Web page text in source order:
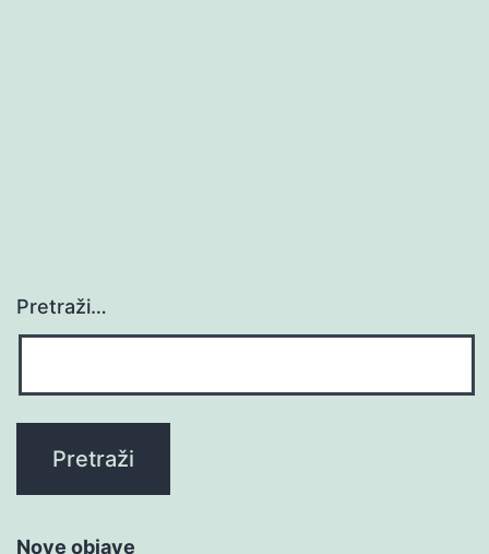
Pretraži…
Nove objave